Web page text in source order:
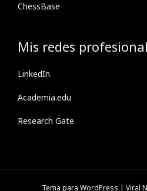
ChessBase
Mis redes
LinkedIn
Academia.edu
Research Gate
Tema para WordPress Viral